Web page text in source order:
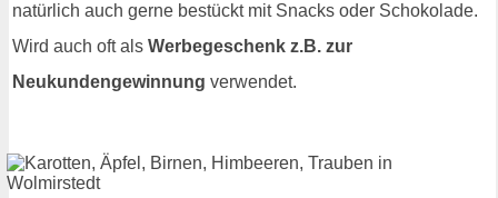
natürlich auch gerne bestückt mit Snacks oder Schokolade.
Wird auch oft als Werbegeschenk z.B. zur
Neukundengewinnung verwendet.